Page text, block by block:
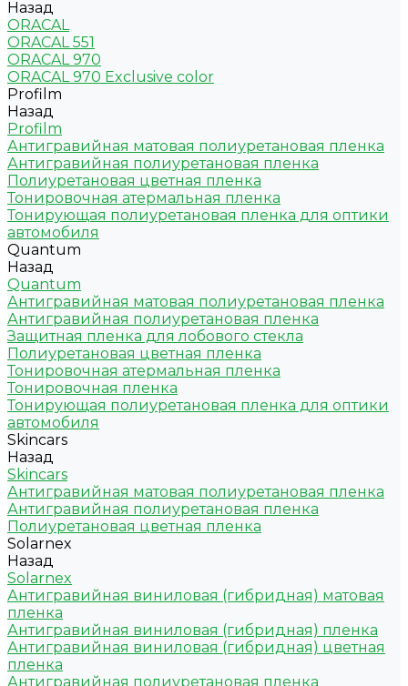
Назад
ORACAL
ORACAL 551
ORACAL 970
ORACAL 970 Exclusive color
Profilm
Назад
Profilm
Антигравийная матовая полиуретановая пленка
Антигравийная полиуретановая пленка
Полиуретановая цветная пленка
Тонировочная атермальная пленка
Тонирующая полиуретановая пленка для оптики
автомобиля
Quantum
Назад
Quantum
Антигравийная матовая полиуретановая пленка
Антигравийная полиуретановая пленка
Защитная пленка для лобового стекла
Полиуретановая цветная пленка
Тонировочная атермальная пленка
Тонировочная пленка
Тонирующая полиуретановая пленка для оптики
автомобиля
Skincars
Назад
Skincars
Антигравийная матовая полиуретановая пленка
Антигравийная полиуретановая пленка
Полиуретановая цветная пленка
Solarnex
Назад
Solarnex
Антигравийная виниловая (гибридная) матовая
пленка
Антигравийная виниловая (гибридная) пленка
Антигравийная виниловая (гибридная) цветная
пленка
Антигравийная полиуретановая пленка